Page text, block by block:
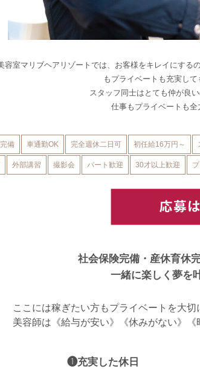
容室マリブヘアリゾートでは、お客様をキレイにす
もプライベートも充実し
スタッフ同士はとても仲が良
仕事もプライベートも
備 車通勤OK 完全週休二日可 初任給16万円～
外部講習 撮影会 パート歓迎 30才以上歓迎
社会保険完備・産休育休
一緒に楽しく夢を
ここには稼ぎたい方もプライベートを大切
美容師は《給与が安い》
《休みがない》《
❶充実した休日